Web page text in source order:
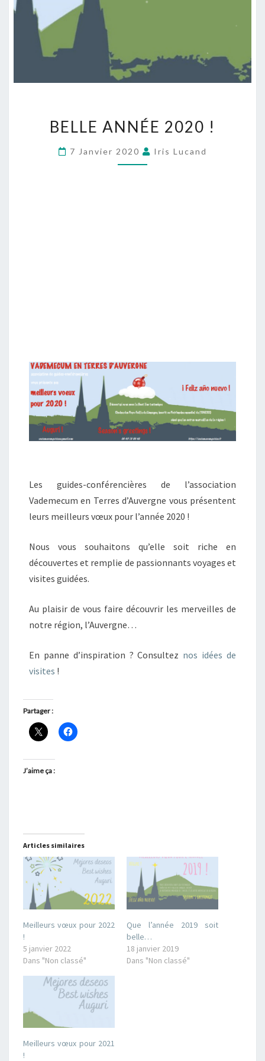
BELLE ANNÉE 2020 !
7 Janvier 2020 Iris Lucand
Les guides-conférencières de l’association
Vademecum en Terres d’Auvergne vous présentent
leurs meilleurs vœux pour l’année 2020 !
Nous vous souhaitons qu’elle soit riche en
découvertes et remplie de passionnants voyages et
visites guidées.
Au plaisir de vous faire découvrir les merveilles de
notre région, l’Auvergne…
En panne d’inspiration ? Consultez nos idées de
visites !
Partager :
J’aime ça :
Articles similaires
Meilleurs vœux pour 2022
!
5 janvier 2022
Dans "Non classé"
Que l’année 2019 soit
belle…
18 janvier 2019
Dans "Non classé"
Meilleurs vœux pour 2021
!